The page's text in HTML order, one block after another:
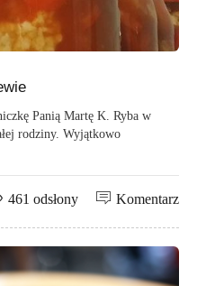
Panią Martę K. Ryba w
rodziny. Wyjątkowo
Komentarz
461 odsłony